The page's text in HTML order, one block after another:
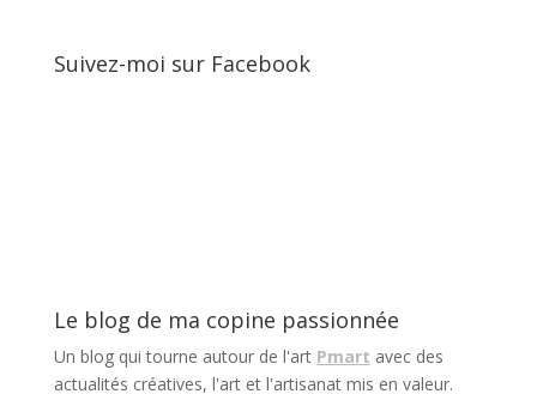
Suivez-moi sur Facebook
Le blog de ma copine passionnée
Un blog qui tourne autour de l'art Pmart avec des
actualités créatives, l'art et l'artisanat mis en valeur.